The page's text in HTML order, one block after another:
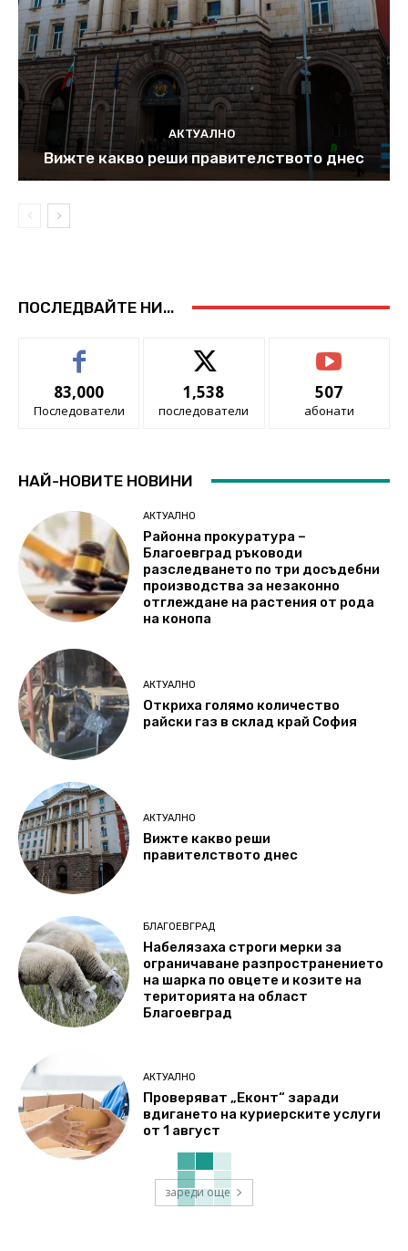
АКТУАЛНО
Вижте какво реши правителството днес
ПОСЛЕДВАЙТЕ НИ...
83,000
Последователи
1,538
последователи
507
абонати
НАЙ-НОВИТЕ НОВИНИ
АКТУАЛНО
Районна прокуратура –
Благоевград ръководи
разследването по три досъдебни
производства за незаконно
отглеждане на растения от рода
на конопа
АКТУАЛНО
Откриха голямо количество
райски газ в склад край София
АКТУАЛНО
Вижте какво реши
правителството днес
БЛАГОЕВГРАД
Набелязаха строги мерки за
ограничаване разпространението
на шарка по овцете и козите на
територията на област
Благоевград
АКТУАЛНО
Проверяват „Еконт“ заради
вдигането на куриерските услуги
от 1 август
зареди още